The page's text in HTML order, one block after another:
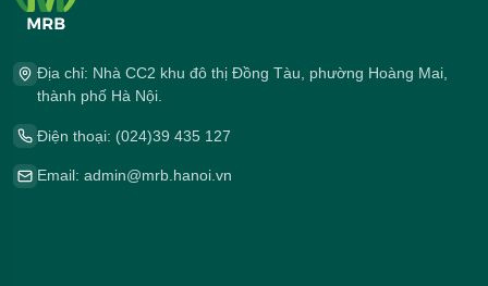
Địa chỉ: Nhà CC2 khu đô thị Đồng Tàu, phường Hoàng Mai,
thành phố Hà Nội.
Điện thoại: (024)39 435 127
Email: admin@mrb.hanoi.vn